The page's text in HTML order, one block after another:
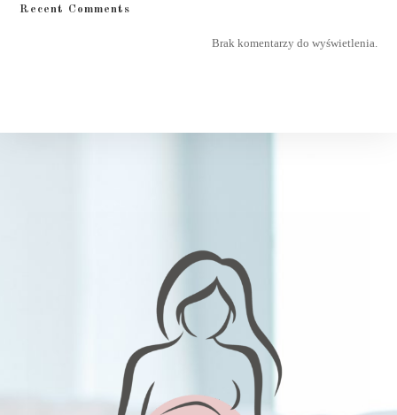
Recent Comments
Brak komentarzy do wyświetlenia.